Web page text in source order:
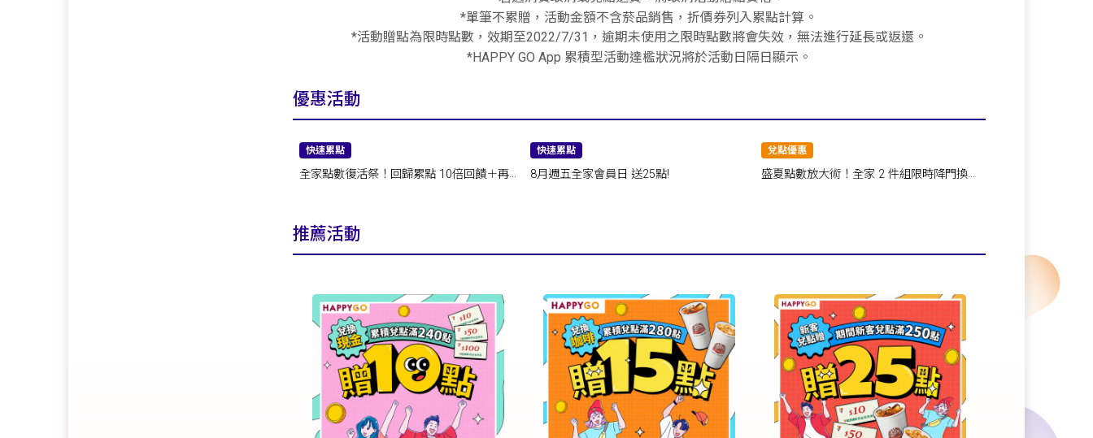
*單筆不累贈，活動金額不含菸品銷售，折價券列入累點計算。
*活動贈點為限時點數，效期至2022/7/31，逾期未使用之限時點數將會失效，無法進行延長或返還。
*HAPPY GO App 累積型活動達檻狀況將於活動日隔日顯示。
優惠活動
快速累點
全家點數復活祭！回歸累點 10倍回饋＋再
快速累點
8月週五全家會員日 送25點!
兌點優惠
盛夏點數放大術！全家 2 件組限時降門換，
推薦活動